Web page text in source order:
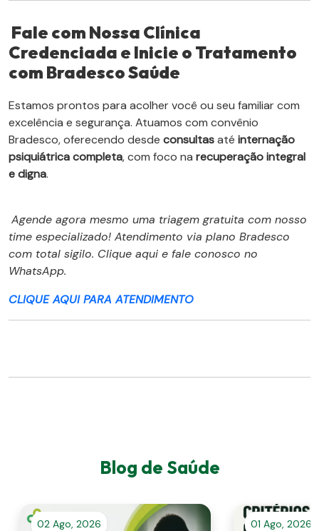
Fale com Nossa Clínica
Credenciada e Inicie o Tratamento
com Bradesco Saúde
Estamos prontos para acolher você ou seu familiar com
excelência e segurança. Atuamos com convênio
Bradesco, oferecendo desde consultasaté internação
psiquiátrica completa, com foco na recuperação integral
e digna.
Agende agora mesmo uma triagem gratuita com nosso
time especializado! Atendimento via plano Bradesco
com total sigilo. Clique aqui e fale conosco no
WhatsApp.
CLIQUE AQUI PARA ATENDIMENTO
Blog de Saúde
02 Ago, 2026 01 Ago, 2026